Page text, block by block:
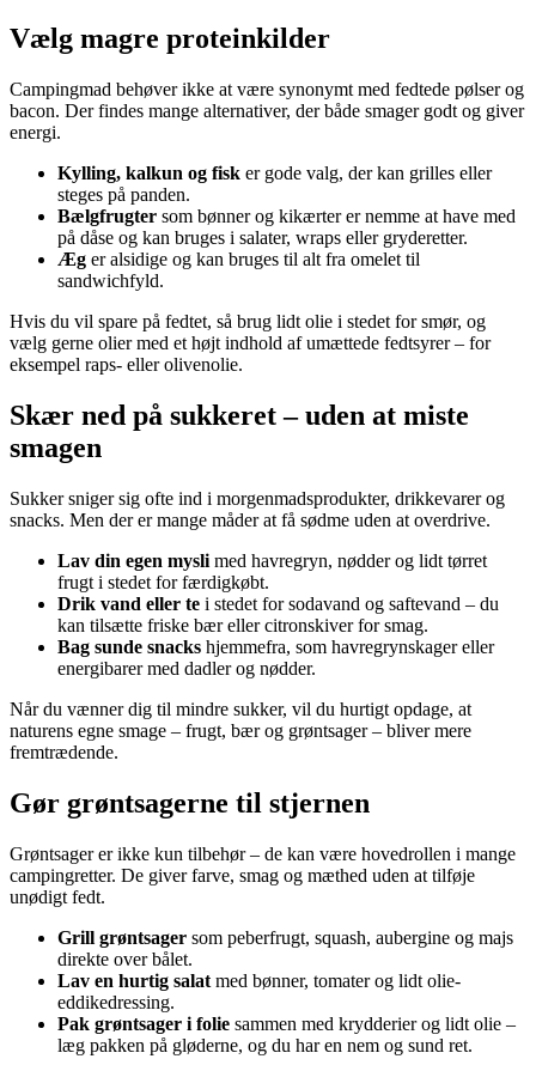
Vælg magre proteinkilder
Campingmad behøver ikke at være synonymt med fedtede pølser og
bacon. Der findes mange alternativer, der både smager godt og giver
energi.
Kylling, kalkun og fisk er gode valg, der kan grilles eller
steges på panden.
Bælgfrugter som bønner og kikærter er nemme at have med
på dåse og kan bruges i salater, wraps eller gryderetter.
Æg er alsidige og kan bruges til alt fra omelet til
sandwichfyld.
Hvis du vil spare på fedtet, så brug lidt olie i stedet for smør, og
vælg gerne olier med et højt indhold af umættede fedtsyrer – for
eksempel raps- eller olivenolie.
Skær ned på sukkeret – uden at miste
smagen
Sukker sniger sig ofte ind i morgenmadsprodukter, drikkevarer og
snacks. Men der er mange måder at få sødme uden at overdrive.
Lav din egen mysli med havregryn, nødder og lidt tørret
frugt i stedet for færdigkøbt.
Drik vand eller te i stedet for sodavand og saftevand – du
kan tilsætte friske bær eller citronskiver for smag.
Bag sunde snacks hjemmefra, som havregrynskager eller
energibarer med dadler og nødder.
Når du vænner dig til mindre sukker, vil du hurtigt opdage, at
naturens egne smage – frugt, bær og grøntsager – bliver mere
fremtrædende.
Gør grøntsagerne til stjernen
Grøntsager er ikke kun tilbehør – de kan være hovedrollen i mange
campingretter. De giver farve, smag og mæthed uden at tilføje
unødigt fedt.
Grill grøntsager som peberfrugt, squash, aubergine og majs
direkte over bålet.
Lav en hurtig salat med bønner, tomater og lidt olie-
eddikedressing.
Pak grøntsager i folie sammen med krydderier og lidt olie –
læg pakken på gløderne, og du har en nem og sund ret.